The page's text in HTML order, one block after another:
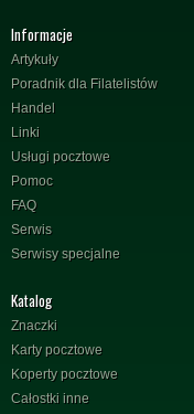
Informacje
Artykuły
Poradnik dla Filatelistów
Handel
Linki
Usługi pocztowe
Pomoc
FAQ
Serwis
Serwisy specjalne
Katalog
Znaczki
Karty pocztowe
Koperty pocztowe
Całostki inne